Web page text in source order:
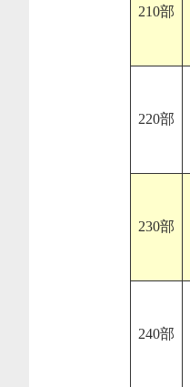
210部
220部
230部
240部